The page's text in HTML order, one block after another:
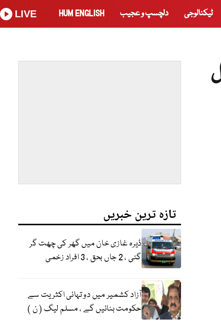
ٹیکنالوجی دلچسپ و عجیب HUM ENGLISH
LIVE
تازہ ترین خبریں
ڈیرہ غازی خان میں گھر کی چھت گر
گئی ، 2 جاں بحق ، 3 افراد زخمی
آزاد کشمیر میں دو تہائی اکثریت سے
حکومت بنائیں گے ، مسلم لیگ ( ن )